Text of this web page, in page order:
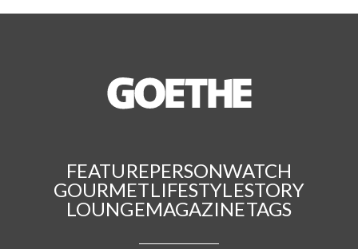
FEATUREPERSONWATCH
GOURMETLIFESTYLESTORY
LOUNGEMAGAZINETAGS